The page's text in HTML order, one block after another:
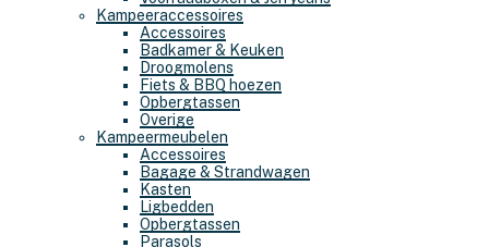
Kampeeraccessoires
Accessoires
Badkamer & Keuken
Droogmolens
Fiets & BBQ hoezen
Opbergtassen
Overige
Kampeermeubelen
Accessoires
Bagage & Strandwagen
Kasten
Ligbedden
Opbergtassen
Parasols